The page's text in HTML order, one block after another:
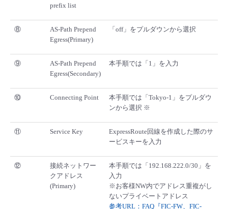
prefix list
⑧
AS-Path Prepend
Egress(Primary)
「off」をプルダウンから選択
⑨
AS-Path Prepend
Egress(Secondary)
本手順では「1」を入力
⑩ Connecting Point
本手順では「Tokyo-1」をプルダウ
ンから選択 ※
⑪ Service Key
ExpressRoute回線を作成した際のサ
ービスキーを入力
⑫
接続ネットワー
クアドレス
(Primary)
本手順では「192.168.222.0/30」を
入力
※お客様NW内でアドレス重複がし
ないプライベートアドレス
参考URL：FAQ『FIC-FW、FIC-